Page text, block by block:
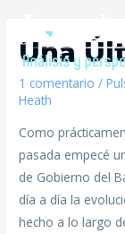
Una
1 comentario /
Heath
Como
pasada empecé
de Gobierno del
día a día la
hecho a lo largo